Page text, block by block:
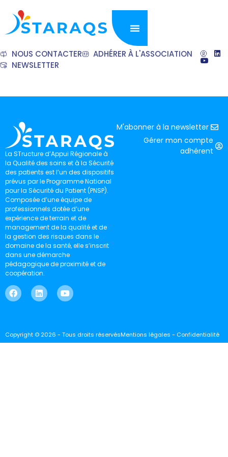
NOUS CONTACTER
ADHÉRER À L'ASSOCIATION
NEWSLETTER
La STructure d’Appui Régionale à
la Qualité des soins et à la Sécurité
des patients est l’un des dispositifs
prévus par le Programme National
pour la Sécurité du Patient (PNSP).
Composée d’une équipe de
professionnels dotée d’une
expérience de terrain et de
management de la qualité et de
la gestion des risques dans le
domaine de la santé, elle s’inscrit
dans une démarche
pédagogique de proximité et de
coopération.
M'abonner à la newsletter
Gérer mon compte
adhérent
Copyright © 2026 - Tous droits réservésMentions légales - Confidentialité